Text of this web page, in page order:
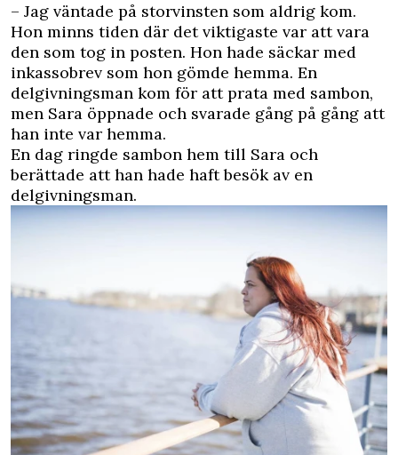
– Jag väntade på storvinsten som aldrig kom.
Hon minns tiden där det viktigaste var att vara
den som tog in posten. Hon hade säckar med
inkassobrev som hon gömde hemma. En
delgivningsman kom för att prata med sambon,
men Sara öppnade och svarade gång på gång att
han inte var hemma.
En dag ringde sambon hem till Sara och
berättade att han hade haft besök av en
delgivningsman.